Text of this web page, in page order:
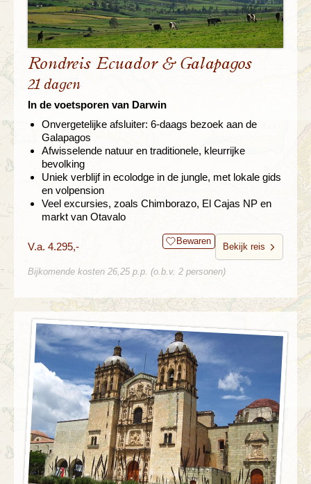
Rondreis Ecuador & Galapagos
21 dagen
In de voetsporen van Darwin
Onvergetelijke afsluiter: 6-daags bezoek aan de
Galapagos
Afwisselende natuur en traditionele, kleurrijke
bevolking
Uniek verblijf in ecolodge in de jungle, met lokale gids
en volpension
Veel excursies, zoals Chimborazo, El Cajas NP en
markt van Otavalo
V.a. 4.295,- Bewaren
Bekijk reis
Bijkomende kosten 26,25 p.p. (o.b.v. 2 personen)